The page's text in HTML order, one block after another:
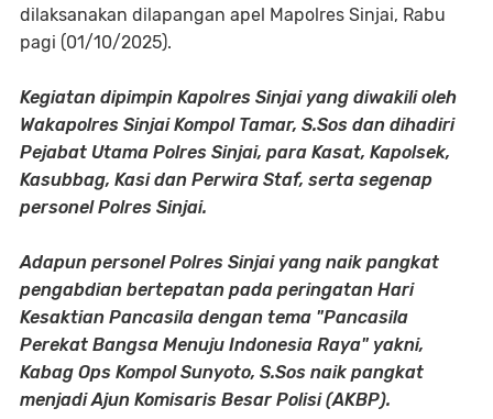
dilaksanakan dilapangan apel Mapolres Sinjai, Rabu
pagi (01/10/2025).
Kegiatan dipimpin Kapolres Sinjai yang diwakili oleh
Wakapolres Sinjai Kompol Tamar, S.Sos dan dihadiri
Pejabat Utama Polres Sinjai, para Kasat, Kapolsek,
Kasubbag, Kasi dan Perwira Staf, serta segenap
personel Polres Sinjai.
Adapun personel Polres Sinjai yang naik pangkat
pengabdian bertepatan pada peringatan Hari
Kesaktian Pancasila dengan tema "Pancasila
Perekat Bangsa Menuju Indonesia Raya" yakni,
Kabag Ops Kompol Sunyoto, S.Sos naik pangkat
menjadi Ajun Komisaris Besar Polisi (AKBP).